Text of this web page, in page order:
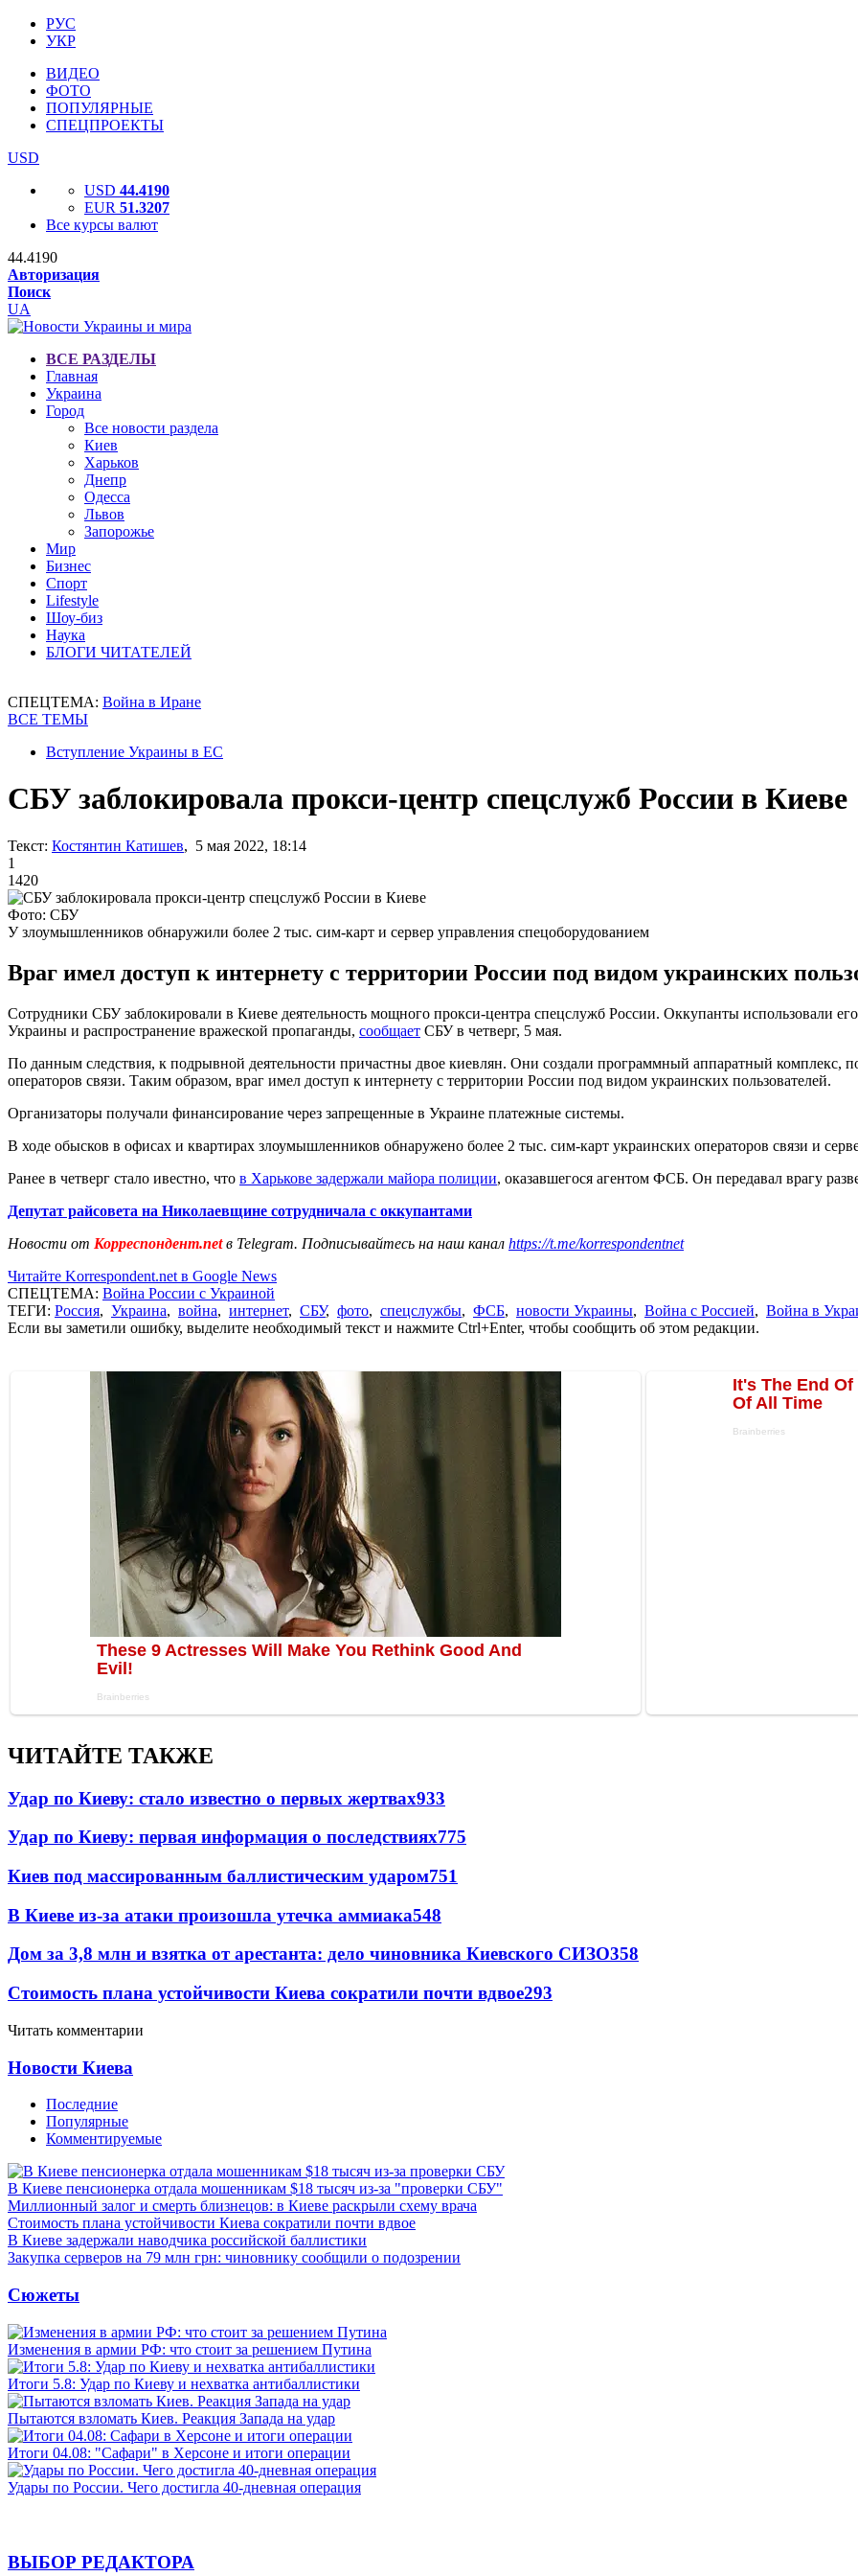
РУС
УКР
ВИДЕО
ФОТО
ПОПУЛЯРНЫЕ
СПЕЦПРОЕКТЫ
USD
USD 44.4190
EUR 51.3207
Все курсы валют
44.4190
Авторизация
Поиск
UA
ВСЕ РАЗДЕЛЫ
Главная
Украина
Город
Все новости раздела
Киев
Харьков
Днепр
Одесса
Львов
Запорожье
Мир
Бизнес
Спорт
Lifestyle
Шоу-биз
Наука
БЛОГИ ЧИТАТЕЛЕЙ
СПЕЦТЕМА: Война в Иране
ВСЕ ТЕМЫ
Вступление Украины в ЕС
СБУ заблокировала прокси-центр спецслужб России в Киеве
Текст: Костянтин Катишев, 5 мая 2022, 18:14
1
1420
Фото: СБУ
У злоумышленников обнаружили более 2 тыс. сим-карт и сервер управления спецоборудованием
Враг имел доступ к интернету с территории России под видом украинских
Сотрудники СБУ заблокировали в Киеве деятельность мощного прокси-центра спецслужб России. Оккупанты использовали
Украины и распространение вражеской пропаганды, сообщает СБУ в четверг, 5 мая.
По данным следствия, к подрывной деятельности причастны двое киевлян. Они создали программный аппаратный комплекс,
операторов связи. Таким образом, враг имел доступ к интернету с территории России под видом украинских пользователей.
Организаторы получали финансирование через запрещенные в Украине платежные системы.
В ходе обысков в офисах и квартирах злоумышленников обнаружено более 2 тыс. сим-карт украинских операторов связи и
Ранее в четверг стало ивестно, что в Харькове задержали майора полиции, оказавшегося агентом ФСБ. Он передавал врагу
Депутат райсовета на Николаевщине сотрудничала с оккупантами
Новости от Корреспондент.netв Telegram. Подписывайтесь на наш канал https://t.me/korrespondentnet
Читайте Korrespondent.net в Google News
СПЕЦТЕМА: Война России с Украиной
ТЕГИ: Россия, Украина, война, интернет, СБУ, фото, спецслужбы, ФСБ, новости Украины, Война с Россией, Война в
Если вы заметили ошибку, выделите необходимый текст и нажмите Ctrl+Enter, чтобы сообщить об этом редакции.
ЧИТАЙТЕ ТАКЖЕ
Удар по Киеву: стало известно о первых жертвах933
Удар по Киеву: первая информация о последствиях775
Киев под массированным баллистическим ударом751
В Киеве из-за атаки произошла утечка аммиака548
Дом за 3,8 млн и взятка от арестанта: дело чиновника Киевского СИЗО358
Стоимость плана устойчивости Киева сократили почти вдвое293
Читать комментарии
Новости Киева
Последние
Популярные
Комментируемые
В Киеве пенсионерка отдала мошенникам $18 тысяч из-за "проверки СБУ"
Миллионный залог и смерть близнецов: в Киеве раскрыли схему врача
Стоимость плана устойчивости Киева сократили почти вдвое
В Киеве задержали наводчика российской баллистики
Закупка серверов на 79 млн грн: чиновнику сообщили о подозрении
Сюжеты
Изменения в армии РФ: что стоит за решением Путина
Итоги 5.8: Удар по Киеву и нехватка антибаллистики
Пытаются взломать Киев. Реакция Запада на удар
Итоги 04.08: "Сафари" в Херсоне и итоги операции
Удары по России. Чего достигла 40-дневная операция
ВЫБОР РЕДАКТОРА